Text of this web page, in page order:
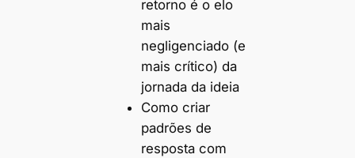
retorno é o elo
mais
negligenciado (e
mais crítico) da
jornada da ideia
Como criar
padrões de
resposta com